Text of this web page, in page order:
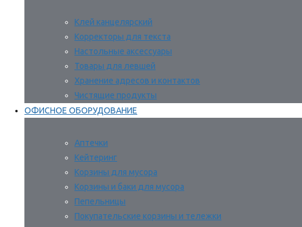
Клей канцелярский
Корректоры для текста
Настольные аксессуары
Товары для левшей
Хранение адресов и контактов
Чистящие продукты
ОФИСНОЕ ОБОРУДОВАНИЕ
Аптечки
Кейтеринг
Корзины для мусора
Корзины и баки для мусора
Пепельницы
Покупательские корзины и тележки